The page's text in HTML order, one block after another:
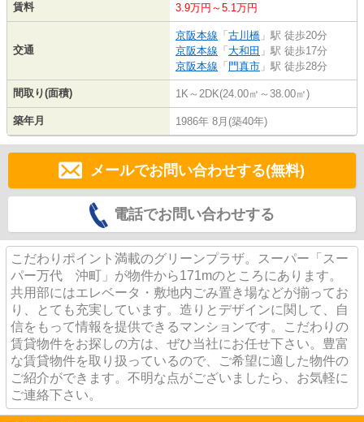
賃料 3.9万円～5.1万円
交通
京阪本線 「 古川橋 」駅 徒歩20分
京阪本線 「 大和田 」駅 徒歩17分
京阪本線 「 門真市 」駅 徒歩28分
間取り(面積) 1K～2DK(24.00㎡～38.00㎡)
築年月 1986年 8月(築40年)
メールでお問い合わせする(無料)
電話でお問い合わせする
こだわりポイント満載のグリーンプラザ。スーパー「スー
パー万代 沖町」が物件から171mのところにあります。
共用部にはエレベータ・敷地内ごみ置き場などが揃ってお
り、とても充実しています。造りとデザインに関して、自
信をもって情報を提供できるマンションです。こだわりの
賃貸物件をお探しの方は、ぜひ当社にお任せ下さい。豊富
な賃貸物件を取り扱っているので、ご希望に適した物件の
ご紹介ができます。不明な点がございましたら、お気軽に
ご連絡下さい。